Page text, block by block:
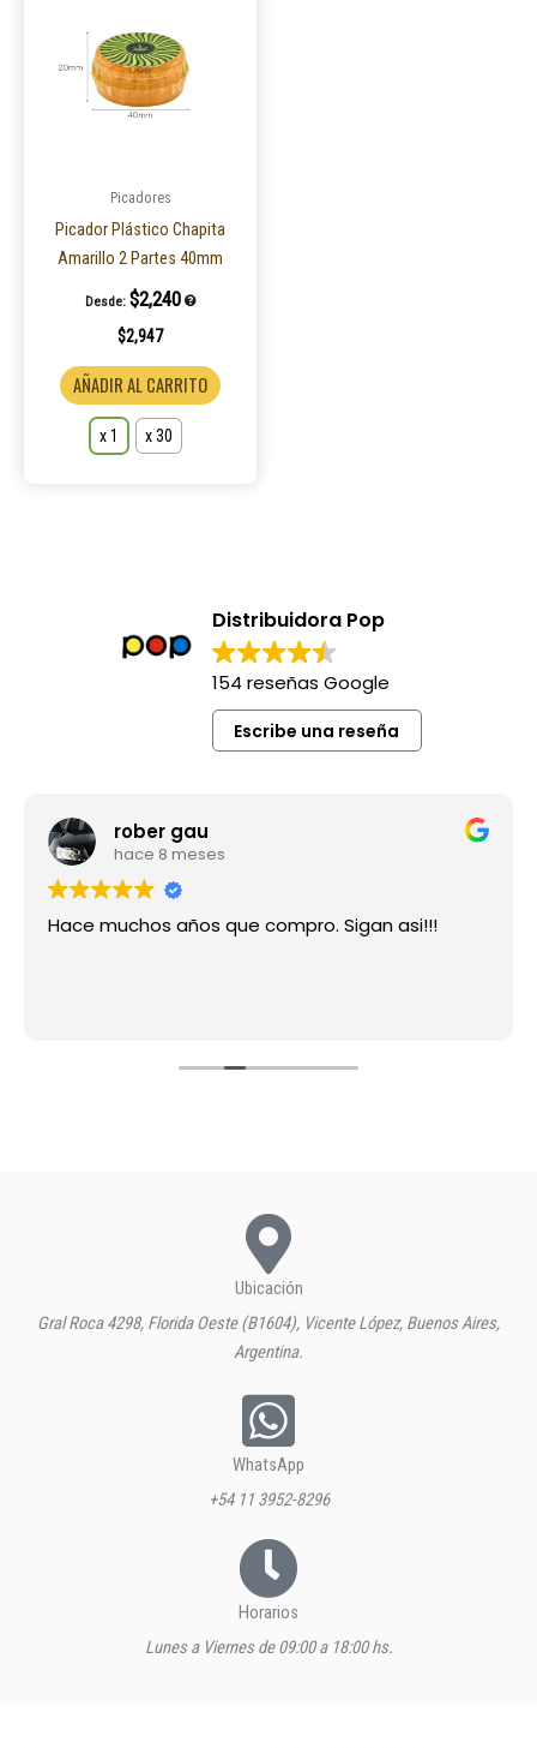
Picadores
Picador Plástico Chapita
Amarillo 2 Partes 40mm
Desde: $2,240
$2,947
AÑADIR AL CARRITO
elegir
en
x 1 x 30
Distribuidora Pop
154 reseñas Google
Escribe una reseña
rober gau
hace 8 meses
Hace muchos años que compro. Sigan asi!!!
Ubicación
Gral Roca 4298, Florida Oeste (B1604), Vicente López, Buenos Aires,
Argentina.
WhatsApp
+54 11 3952-8296
Horarios
Lunes a Viernes de 09:00 a 18:00 hs.